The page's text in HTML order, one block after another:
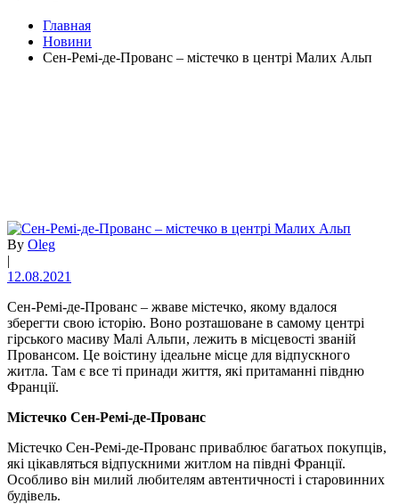
Главная
Новини
Сен-Ремі-де-Прованс – містечко в центрі Малих Альп
By Oleg
|
12.08.2021
Сен-Ремі-де-Прованс – жваве містечко, якому вдалося
зберегти свою історію. Воно розташоване в самому центрі
гірського масиву Малі Альпи, лежить в місцевості званій
Провансом. Це воістину ідеальне місце для відпускного
житла. Там є все ті принади життя, які притаманні півдню
Франції.
Містечко Сен-Ремі-де-Прованс
Містечко Сен-Ремі-де-Прованс приваблює багатьох покупців,
які цікавляться відпускними житлом на півдні Франції.
Особливо він милий любителям автентичності і старовинних
будівель.